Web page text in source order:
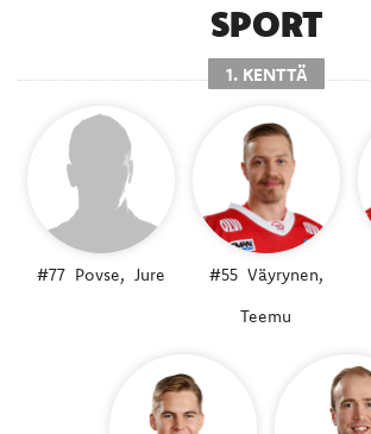
SPORT
1. KENTTÄ
#77 Povse, Jure #55 Väyrynen,
Teemu